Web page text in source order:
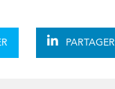
PARTAGER